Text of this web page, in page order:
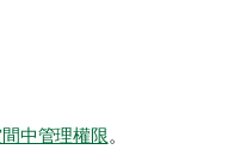
中管理權限。